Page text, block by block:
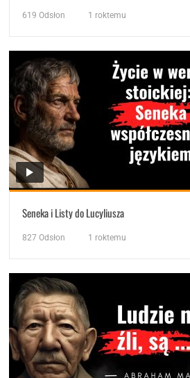
619 Odsłon 1 roktemu
Seneka i Listy do Lucyliusza
827 Odsłon 1 roktemu